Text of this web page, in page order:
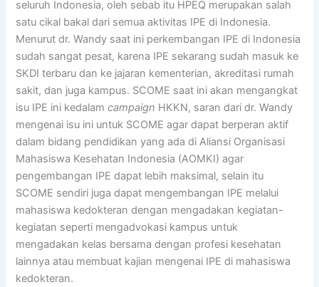
seluruh Indonesia, oleh sebab itu HPEQ merupakan salah
satu cikal bakal dari semua aktivitas IPE di Indonesia.
Menurut dr. Wandy saat ini perkembangan IPE di Indonesia
sudah sangat pesat, karena IPE sekarang sudah masuk ke
SKDI terbaru dan ke jajaran kementerian, akreditasi rumah
sakit, dan juga kampus. SCOME saat ini akan mengangkat
isu IPE ini kedalamcampaign HKKN, saran dari dr. Wandy
mengenai isu ini untuk SCOME agar dapat berperan aktif
dalam bidang pendidikan yang ada di Aliansi Organisasi
Mahasiswa Kesehatan Indonesia (AOMKI) agar
pengembangan IPE dapat lebih maksimal, selain itu
SCOME sendiri juga dapat mengembangan IPE melalui
mahasiswa kedokteran dengan mengadakan kegiatan-
kegiatan seperti mengadvokasi kampus untuk
mengadakan kelas bersama dengan profesi kesehatan
lainnya atau membuat kajian mengenai IPE di mahasiswa
kedokteran.